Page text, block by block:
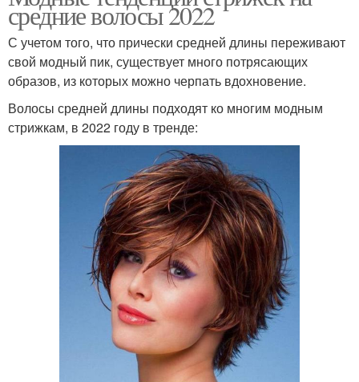
средние волосы 2022
С учетом того, что прически средней длины переживают
свой модный пик, существует много потрясающих
образов, из которых можно черпать вдохновение.
Волосы средней длины подходят ко многим модным
стрижкам, в 2022 году в тренде: